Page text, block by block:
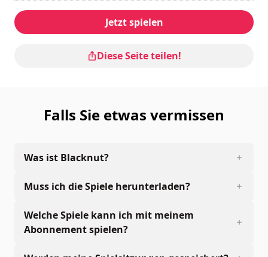
Bewertung
Jetzt spielen
Diese Seite teilen!
Falls Sie etwas vermissen
Was ist Blacknut?
Muss ich die Spiele herunterladen?
Welche Spiele kann ich mit meinem
Abonnement spielen?